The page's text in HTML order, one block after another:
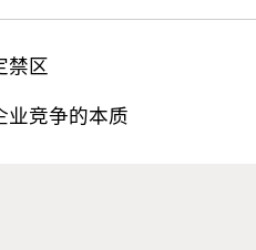
禁区
业竞争的本质